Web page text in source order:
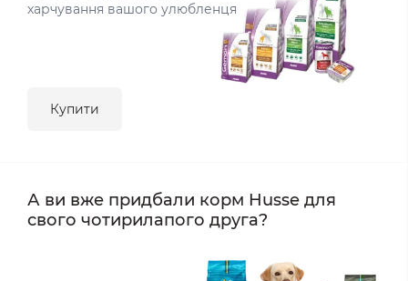
харчування вашого улюбленця
Купити
А ви вже придбали корм Husse для
свого чотирилапого друга?